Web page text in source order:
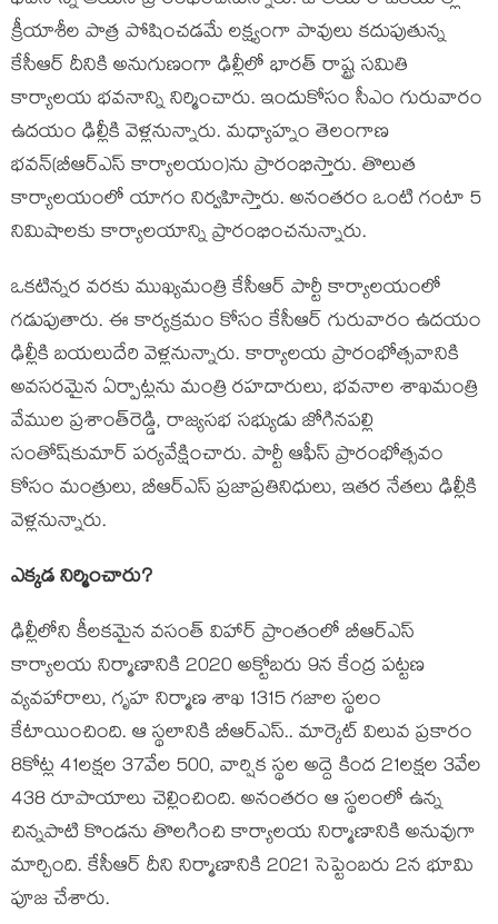
క్రీయాశీల పాత్ర పోషించడమే లక్ష్యంగా పావులు క‌దుపుతున్న
కేసీఆర్ దీనికి అనుగుణంగా ఢిల్లీలో భారత్ రాష్ట్ర సమితి
కార్యాలయ భవనాన్ని నిర్మించారు. ఇందుకోసం సీఎం గురువారం
ఉదయం ఢిల్లీకి వెళ్లనున్నారు. మధ్యాహ్నం తెలంగాణ
భవన్(బీఆర్ఎస్ కార్యాలయం)ను ప్రారంభిస్తారు. తొలుత
కార్యాలయంలో యాగం నిర్వహిస్తారు. అనంతరం ఒంటి గంటా 5
నిమిషాలకు కార్యాలయాన్ని ప్రారంభించనున్నారు.
ఒకటిన్నర వరకు ముఖ్యమంత్రి కేసీఆర్ పార్టీ కార్యాలయంలో
గడుపుతారు. ఈ కార్యక్రమం కోసం కేసీఆర్‌ గురువారం ఉదయం
ఢిల్లీకి బయలుదేరి వెళ్లనున్నారు. కార్యాలయ ప్రారంభోత్సవానికి
అవసరమైన ఏర్పాట్లను మంత్రి రహదారులు, భవనాల శాఖమంత్రి
వేముల ప్రశాంత్‌రెడ్డి, రాజ్యసభ సభ్యుడు జోగినపల్లి
సంతోష్‌కుమార్‌ పర్యవేక్షించారు. పార్టీ ఆఫీస్ ప్రారంభోత్సవం
కోసం మంత్రులు, బీఆర్ఎస్ ప్రజాప్రతినిధులు, ఇతర నేతలు ఢిల్లీకి
వెళ్లనున్నారు.
ఎక్క‌డ నిర్మించారు?
ఢిల్లీలోని కీల‌క‌మైన వసంత్‌ విహార్ ప్రాంతంలో బీఆర్ఎస్
కార్యాలయ నిర్మాణానికి 2020 అక్టోబరు 9న కేంద్ర పట్టణ
వ్యవహారాలు, గృహ నిర్మాణ శాఖ 1315 గజాల స్థలం
కేటాయించింది. ఆ స్థలానికి బీఆర్ఎస్.. మార్కెట్‌ విలువ ప్రకారం
8కోట్ల 41లక్షల 37వేల 500, వార్షిక స్థల అద్దె కింద 21లక్షల 3వేల
438 రూపాయాలు చెల్లించింది. అనంతరం ఆ స్థలంలో ఉన్న
చిన్నపాటి కొండను తొలగించి కార్యాలయ నిర్మాణానికి అనువుగా
మార్చింది. కేసీఆర్ దీని నిర్మాణానికి 2021 సెప్టెంబరు 2న భూమి
పూజ చేశారు.